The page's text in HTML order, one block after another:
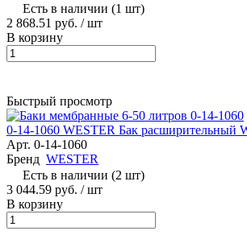
Есть в наличии (1 шт)
2 868.51 руб. / шт
В корзину
Быстрый просмотр
0-14-1060 WESTER Бак расширительный
Арт. 0-14-1060
Бренд WESTER
Есть в наличии (2 шт)
3 044.59 руб. / шт
В корзину